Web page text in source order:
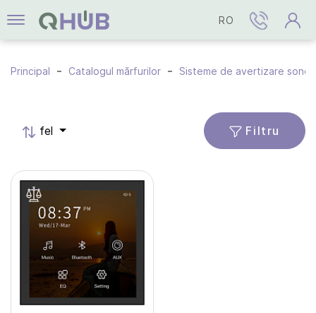
RO
Principal Catalogul mărfurilor Sisteme de avertizare
fel Filtru